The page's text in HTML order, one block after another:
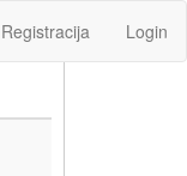
Registracija Login